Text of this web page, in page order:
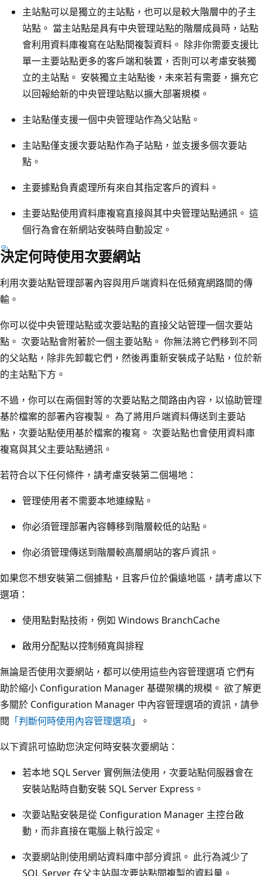
主站點可以是獨立的主站點，也可以是較大階層中的子主
站點。 當主站點是具有中央管理站點的階層成員時，站點
會利用資料庫複寫在站點間複製資料。 除非你需要支援比
單一主要站點更多的客戶端和裝置，否則可以考慮安裝獨
立的主站點。 安裝獨立主站點後，未來若有需要，擴充它
以回報給新的中央管理站點以擴大部署規模。
主站點僅支援一個中央管理站作為父站點。
主站點僅支援次要站點作為子站點，並支援多個次要站
點。
主要據點負責處理所有來自其指定客戶的資料。
主要站點使用資料庫複寫直接與其中央管理站點通訊。 這
個行為會在新網站安裝時自動設定。
決定何時使用次要網站
利用次要站點管理部署內容與用戶端資料在低頻寬網路間的傳
輸。
你可以從中央管理站點或次要站點的直接父站管理一個次要站
點。 次要站點會附著於一個主要站點。 你無法將它們移到不同
的父站點，除非先卸載它們，然後再重新安裝成子站點，位於新
的主站點下方。
不過，你可以在兩個對等的次要站點之間路由內容，以協助管理
基於檔案的部署內容複製。 為了將用戶端資料傳送到主要站
點，次要站點使用基於檔案的複寫。 次要站點也會使用資料庫
複寫與其父主要站點通訊。
若符合以下任何條件，請考慮安裝第二個場地：
管理使用者不需要本地連線點。
你必須管理部署內容轉移到階層較低的站點。
你必須管理傳送到階層較高層網站的客戶資訊。
如果您不想安裝第二個據點，且客戶位於偏遠地區，請考慮以下
選項：
使用點對點技術，例如 Windows BranchCache
啟用分配點以控制頻寬與排程
無論是否使用次要網站，都可以使用這些內容管理選項 它們有
助於縮小 Configuration Manager 基礎架構的規模。 欲了解更
多關於 Configuration Manager 中內容管理選項的資訊，請參
閱 「判斷何時使用內容管理選項」。
以下資訊可協助您決定何時安裝次要網站：
若本地 SQL Server 實例無法使用，次要站點伺服器會在
安裝站點時自動安裝 SQL Server Express。
次要站點安裝是從 Configuration Manager 主控台啟
動，而非直接在電腦上執行設定。
次要網站則使用網站資料庫中部分資訊。 此行為減少了
SQL Server 在父主站與次要站點間複製的資料量。